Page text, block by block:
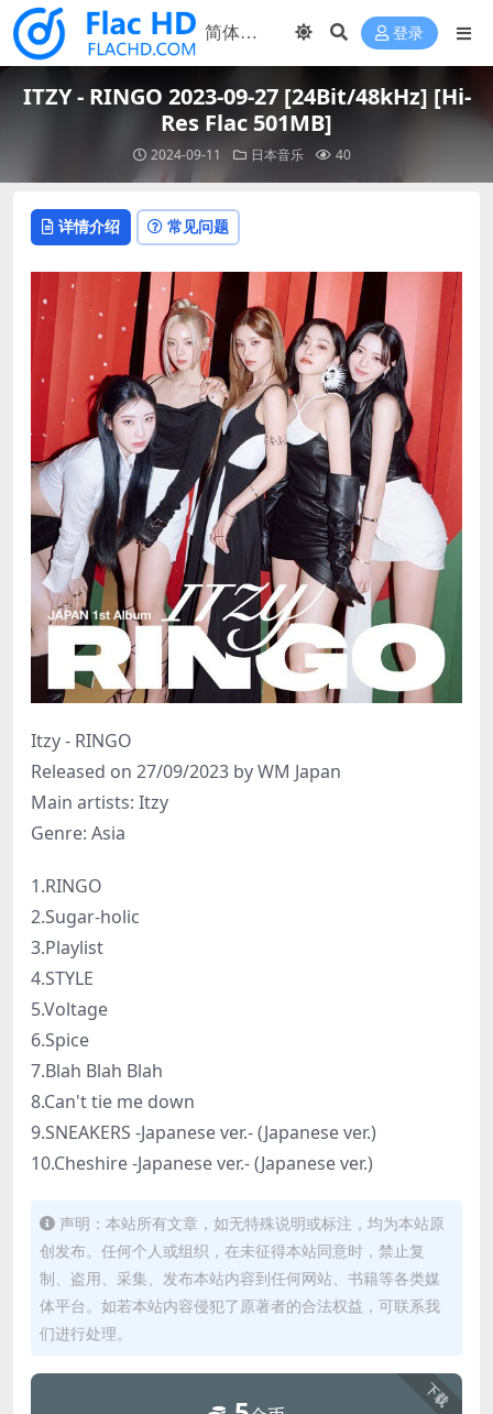
登录
ITZY - RINGO 2023-09-27 [24Bit/48kHz] [Hi-
Res Flac 501MB]
2024-09-11 日本音乐 40
详情介绍 常见问题
Itzy - RINGO
Released on 27/09/2023 by WM Japan
Main artists: Itzy
Genre: Asia
1.RINGO
2.Sugar-holic
3.Playlist
4.STYLE
5.Voltage
6.Spice
7.Blah Blah Blah
8.Can't tie me down
9.SNEAKERS -Japanese ver.- (Japanese ver.)
10.Cheshire -Japanese ver.- (Japanese ver.)
声明：本站所有文章，如无特殊说明或标注，均为本站原
创发布。任何个人或组织，在未征得本站同意时，禁止复
制、盗用、采集、发布本站内容到任何网站、书籍等各类媒
体平台。如若本站内容侵犯了原著者的合法权益，可联系我
们进行处理。
下载